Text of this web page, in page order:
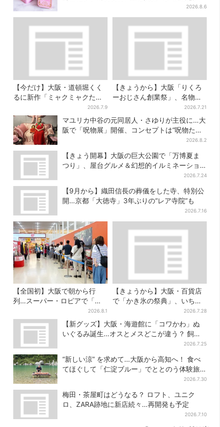
2026.8.6
【今だけ】大阪・道頓堀くく
るに新作「ミャクミャクたこ
焼」登場！関西の8店舗限定で
2026.7.9
【きょうから】大阪「りくろ
ーおじさん創業祭」、名物
の“和菓子”を梅田で販売 6日
間限定でお得に
2026.7.21
マユリカ中谷の元同居人・さゆりが主役に…大
阪で「呪物展」開催、コンセプトは“呪物たち
2026.8.2
【きょう開幕】大阪の巨大公園で「万博夏ま
つり」、屋台グルメ＆幻想的イルミネーショ
2026.7.24
【9月から】織田信長の葬儀をした寺、特別公
開…京都「大徳寺」3年ぶりの“レア寺院”も
2026.7.16
【全国初】大阪で朝から行
列…スーパー・ロピアで「ど
デカ抽選会」、開始30分で“1
等黒毛和牛”の当選も
2026.8.1
【きょうから】大阪・百貨店
で「かき氷の祭典」、いち
ご・イチジク・紅茶・チー
ズ…17店舗のメニュー集結
2026.7.28
【新グッズ】大阪・海遊館に「コワかわ」ぬ
いぐるみ誕生…オスとメスどこが違う？ 飼育
2026.7.25
“新しい涼” を求めて…大阪から高知へ！ 食べ
てほぐして「仁淀ブルー」でととのう体験旅
2026.7.30
梅田・茶屋町はどうなる？ ロフト、ユニク
ロ、ZARA跡地に新店続々…再開発も予定
2026.7.10